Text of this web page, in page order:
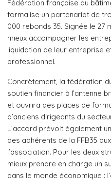
Fédération française du
formalise un partenariat de
000 rebonds 35. Signée le 27
mieux accompagner les
liquidation de leur entreprise
professionnel.
Concrètement, la fédération
soutien financier à l’antenne
et ouvrira des places de
d’anciens dirigeants du
L’accord prévoit également
des adhérents de la FFB35
l’association. Pour les deux
mieux prendre en charge un
dans le monde économique :